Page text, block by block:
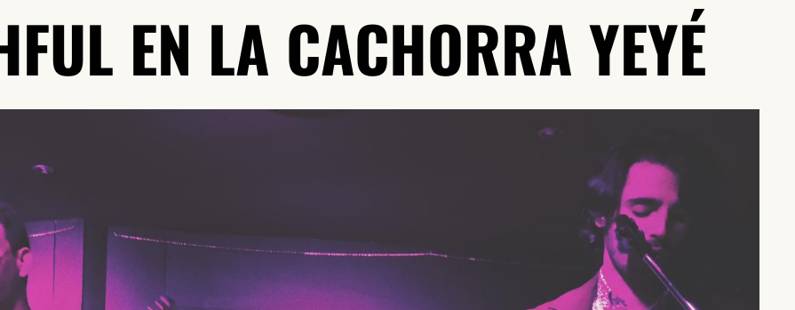
EN LA CACHORRA YEYÉ